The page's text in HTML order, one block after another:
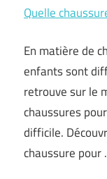
Quelle
En matière de
enfants sont
retrouve sur le
chaussures
difficile.
chaussure pour